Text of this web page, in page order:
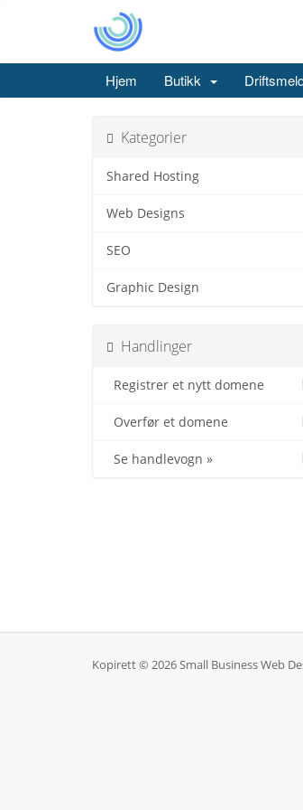
Hjem Butikk
Kategorier
Shared Hosting
Web Designs
SEO
Graphic Design
Handlinger
Registrer et nytt domene
Overfør et domene
Se handlevogn »
Kopirett © 2026 Small Business Web